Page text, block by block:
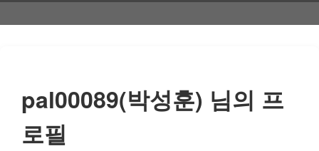
pal00089(박성훈) 님의 프
로필